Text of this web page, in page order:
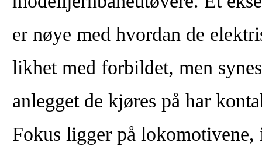
er nøye med hvordan de
likhet med forbildet, men
anlegget de kjøres på har
Fokus ligger på